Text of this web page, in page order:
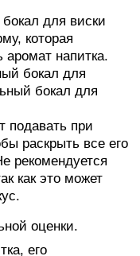
для виски
которая
аромат напитка.
бокал для
бокал для
подавать при
раскрыть все его
рекомендуется
как это может
оценки.
его